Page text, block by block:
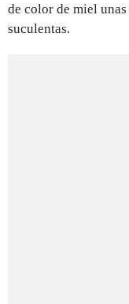
de color de miel unas
suculentas.